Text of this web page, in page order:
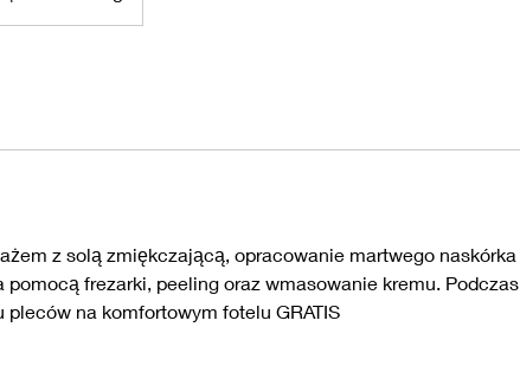
z solą zmiękczającą, opracowanie martwego naskórka
pomocą frezarki, peeling oraz wmasowanie kremu. Podczas
na komfortowym fotelu GRATIS